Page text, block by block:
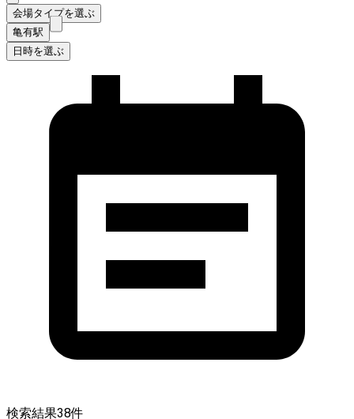
会場タイプを選ぶ
亀有駅
日時を選ぶ
検索結果38件